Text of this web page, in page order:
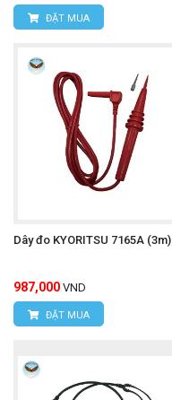
ĐẶT MUA
Dây đo KYORITSU 7165A (3m)
987,000 VND
ĐẶT MUA